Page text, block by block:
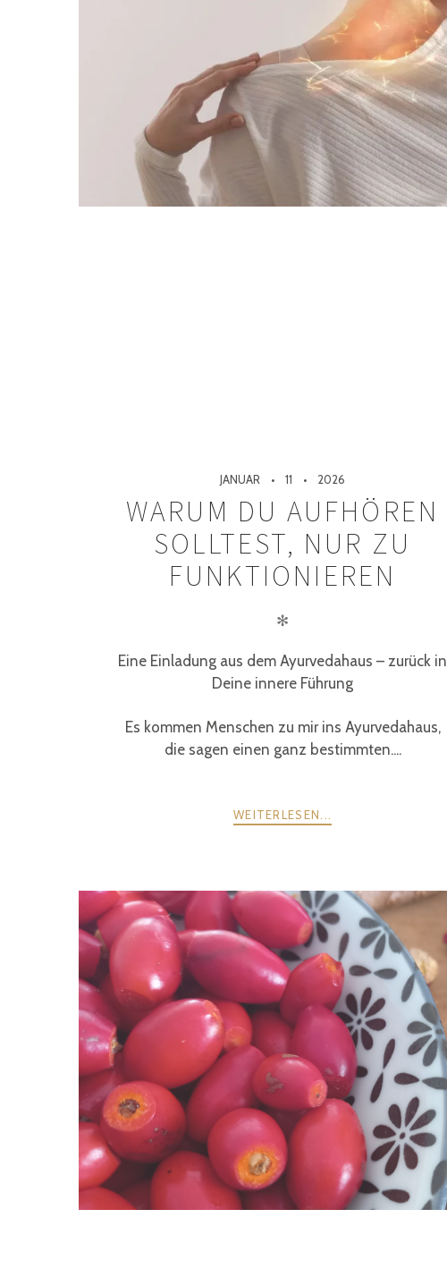
JANUAR 11 2026
WARUM DU AUFHÖREN
SOLLTEST, NUR ZU
FUNKTIONIEREN
✻
Eine Einladung aus dem Ayurvedahaus – zurück in
Deine innere Führung
Es kommen Menschen zu mir ins Ayurvedahaus,
die sagen einen ganz bestimmten....
WEITERLESEN...